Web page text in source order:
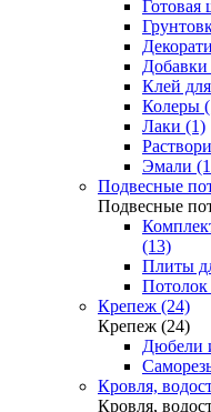
Готовая
Добавки
Клей
Колеры
Лаки (1)
Эмали
Подвесные
Подвесные
(13)
Плиты
Потолок
Крепеж (24)
Крепеж (24)
Дюбели
Кровля,
Кровля,